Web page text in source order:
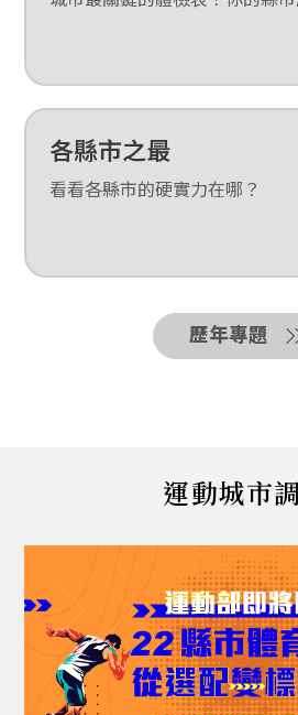
各縣市之最
看看各縣市的硬實力在哪？
歷年專題
運動城市